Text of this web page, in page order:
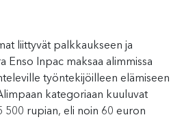
liittyvät palkkaukseen ja
Enso Inpac maksaa alimmissa
työntekijöilleen elämiseen
kategoriaan kuuluvat
500 rupian, eli noin 60 euron